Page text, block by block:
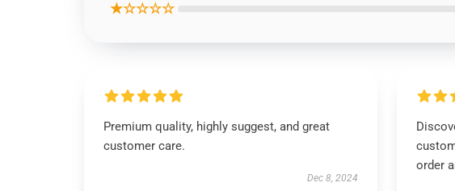
★☆☆☆☆
Premium quality, highly suggest, and great
customer care.
Dec 8, 2024
order